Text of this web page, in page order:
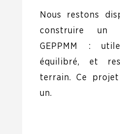
Nous restons
construire un
GEPPMM :
équilibré, et
terrain. Ce
un.